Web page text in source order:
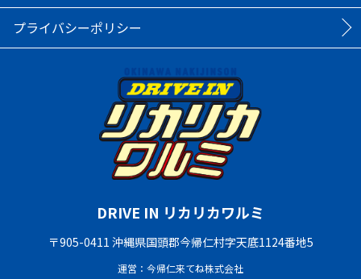
プライバシーポリシー
DRIVE IN リカリカワルミ
〒905-0411 沖縄県国頭郡今帰仁村字天底1124番地5
運営：今帰仁来てね株式会社